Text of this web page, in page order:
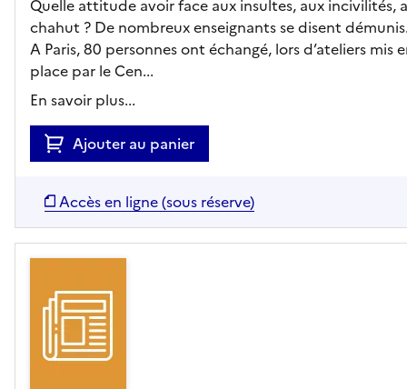
Quelle attitude avoir face aux insultes, aux incivilités,
chahut ? De nombreux enseignants se disent
A Paris, 80 personnes ont échangé, lors d’ateliers mis
place par le Cen...
En savoir plus...
Ajouter au panier
Accès en ligne (sous réserve)